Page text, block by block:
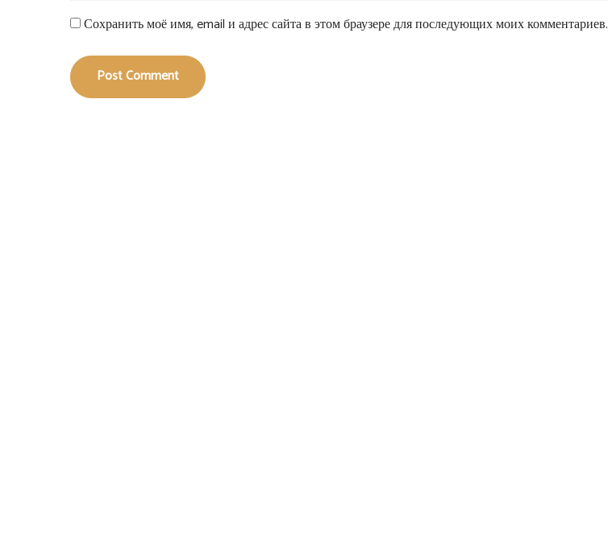
Сохранить моё имя, email и адрес сайта в этом браузере для последующих моих комментариев.
Post Comment